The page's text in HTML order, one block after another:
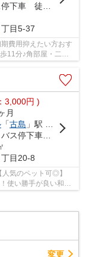
丁目5-37
費用抑えたい方おす
11分♪角部屋・二面
近...
3,000円 )
月
「古島 」駅 徒歩8分
丁目20-8
人気のペット可◎】
使い勝手が良い和洋
機...
変更